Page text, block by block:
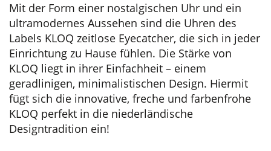
Mit der Form einer nostalgischen Uhr und ein
ultramodernes Aussehen sind die Uhren des
Labels KLOQ zeitlose Eyecatcher, die sich in jeder
Einrichtung zu Hause fühlen. Die Stärke von
KLOQ liegt in ihrer Einfachheit – einem
geradlinigen, minimalistischen Design. Hiermit
fügt sich die innovative, freche und farbenfrohe
KLOQ perfekt in die niederländische
Designtradition ein!